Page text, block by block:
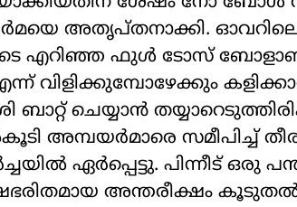
അതൃപ്തനാക്കി.
എറിഞ്ഞ ഫുൾ ടോസ് ബോളാണ്
വിളിക്കുമ്പോഴേക്കും
ബാറ്റ് ചെയ്യാൻ
അമ്പയർമാരെ സമീപിച്ച്
ഏർപ്പെട്ടു. പിന്നീട്
അന്തരീക്ഷം കൂടുതൽ